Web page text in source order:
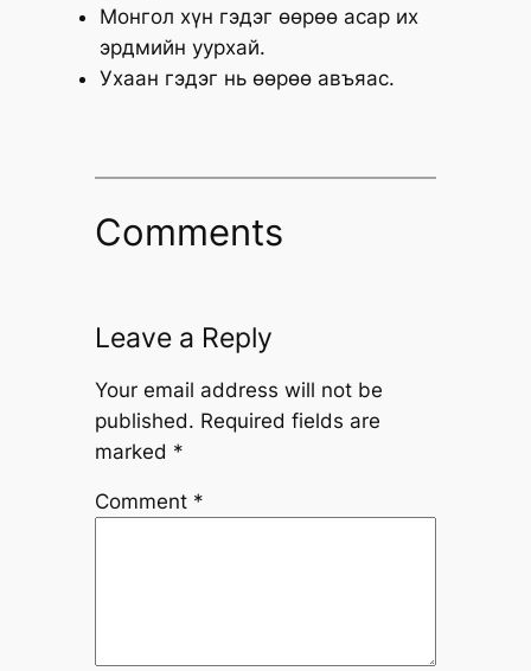
Монгол хүн гэдэг өөрөө асар их
эрдмийн уурхай.
Ухаан гэдэг нь өөрөө авъяас.
Comments
Leave a Reply
Your email address will not be
published. Required fields are
marked *
Comment *